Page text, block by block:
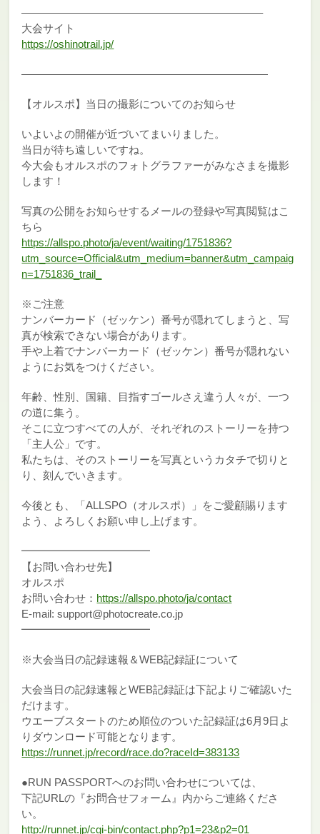
——————————————————————–
大会サイト
https://oshinotrail.jp/
———————————————————————
【オルスポ】当日の撮影についてのお知らせ
いよいよの開催が近づいてまいりました。
当日が待ち遠しいですね。
今大会もオルスポのフォトグラファーがみなさまを撮影
します！
写真の公開をお知らせするメールの登録や写真閲覧はこ
ちら
https://allspo.photo/ja/event/waiting/1751836?
utm_source=Official&utm_medium=banner&utm_campaig
n=1751836_trail_
※ご注意
ナンバーカード（ゼッケン）番号が隠れてしまうと、写
真が検索できない場合があります。
手や上着でナンバーカード（ゼッケン）番号が隠れない
ようにお気をつけください。
年齢、性別、国籍、目指すゴールさえ違う人々が、一つ
の道に集う。
そこに立つすべての人が、それぞれのストーリーを持つ
「主人公」です。
私たちは、そのストーリーを写真というカタチで切りと
り、刻んでいきます。
今後とも、「ALLSPO（オルスポ）」をご愛顧賜ります
よう、よろしくお願い申し上げます。
━━━━━━━━━━━━
【お問い合わせ先】
オルスポ
お問い合わせ： https://allspo.photo/ja/contact
E-mail: support@photocreate.co.jp
━━━━━━━━━━━━
※大会当日の記録速報＆WEB記録証について
大会当日の記録速報とWEB記録証は下記よりご確認いた
だけます。
ウエーブスタートのため順位のついた記録証は6月9日よ
りダウンロード可能となります。
https://runnet.jp/record/race.do?raceId=383133
●RUN PASSPORTへのお問い合わせについては、
下記URLの『お問合せフォーム』内からご連絡くださ
い。
http://runnet.jp/cgi-bin/contact.php?p1=23&p2=01